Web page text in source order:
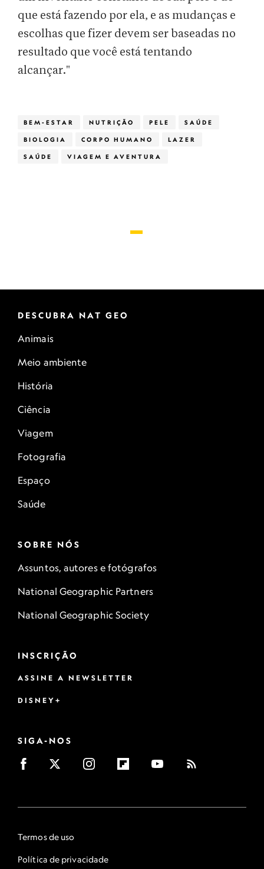
que está fazendo por ela, e as mudanças e
escolhas que fizer devem ser baseadas no
resultado que você está tentando
alcançar."
BEM-ESTAR NUTRIÇÃO PELE SAÚDE
BIOLOGIA CORPO HUMANO LAZER
SAÚDE VIAGEM E AVENTURA
DESCUBRA NAT GEO
Animais
Meio ambiente
História
Ciência
Viagem
Fotografia
Espaço
Saúde
SOBRE NÓS
Assuntos, autores e fotógrafos
National Geographic Partners
National Geographic Society
INSCRIÇÃO
ASSINE A NEWSLETTER
DISNEY+
SIGA-NOS
Termos de uso
Política de privacidade